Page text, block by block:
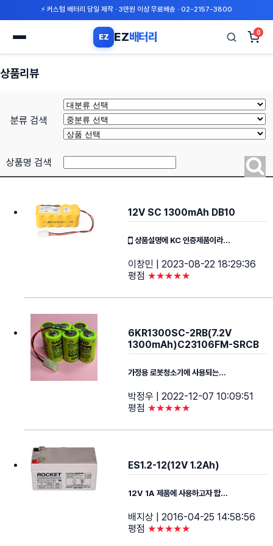
⚡ 커스텀 배터리 당일 제작 · 3만원 이상 무료배송 · 02-2157-3800
EZ EZ배터리 0
색
상품리뷰
분류 검색
상품명 검색
12V SC 1300mAh DB10
상품설명에 KC 인증제품이라...
이창민
| 2023-08-22 18:29:36
평점 ★★★★★
6KR1300SC-2RB(7.2V
1300mAh)C23106FM-SRCB
가정용 로봇청소기에 사용되는...
박정우
| 2022-12-07 10:09:51
평점 ★★★★★
ES1.2-12(12V 1.2Ah)
12V 1A 제품에 사용하고자 합...
배지상
| 2016-04-25 14:58:56
평점 ★★★★★